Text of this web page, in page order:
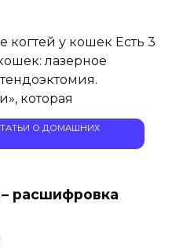
когтей у кошек Есть 3
лазерное
которая
О ДОМАШНИХ
расшифровка